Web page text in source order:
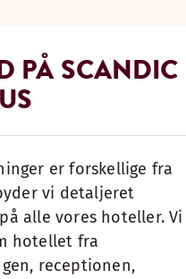
PÅ SCANDIC
er forskellige fra
vi detaljeret
alle vores hoteller. Vi
hotellet fra
receptionen,